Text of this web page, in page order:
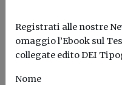
Premio
vincitori
Registrati alle nostre
omaggio l’Ebook sul
collegate edito DEI
Nome